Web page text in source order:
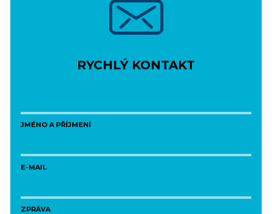
RYCHLÝ KONTAKT
JMÉNO A PŘÍJMENÍ
E-MAIL
ZPRÁVA